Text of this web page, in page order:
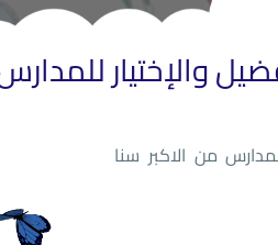
والإختيار
من الاكبر سنا